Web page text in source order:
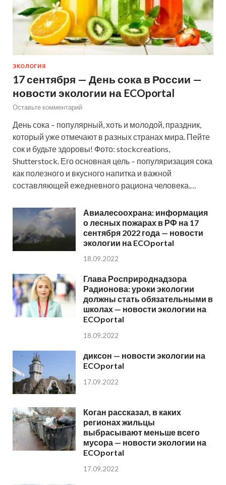
ЭКОЛОГИЯ
17 сентября — День сока в России —
новости экологии на ECOportal
Оставьте комментарий
День сока – популярный, хоть и молодой, праздник,
который уже отмечают в разных странах мира. Пейте
сок и будьте здоровы! Фото: stockcreations,
Shutterstock. Его основная цель – популяризация сока
как полезного и вкусного напитка и важной
составляющей ежедневного рациона человека.…
Авиалесоохрана: информация
о лесных пожарах в РФ на 17
сентября 2022 года — новости
экологии на ECOportal
18.09.2022
Глава Росприроднадзора
Радионова: уроки экологии
должны стать обязательными в
школах — новости экологии на
ECOportal
18.09.2022
диксон — новости экологии на
ECOportal
17.09.2022
Коган рассказал, в каких
регионах жильцы
выбрасывают меньше всего
мусора — новости экологии на
ECOportal
17.09.2022